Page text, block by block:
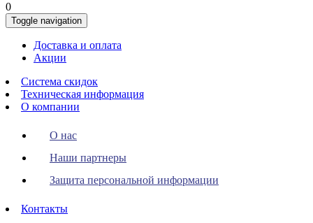
0
Toggle navigation
Доставка и оплата
Акции
Система скидок
Техническая информация
О компании
О нас
Наши партнеры
Защита персональной информации
Контакты